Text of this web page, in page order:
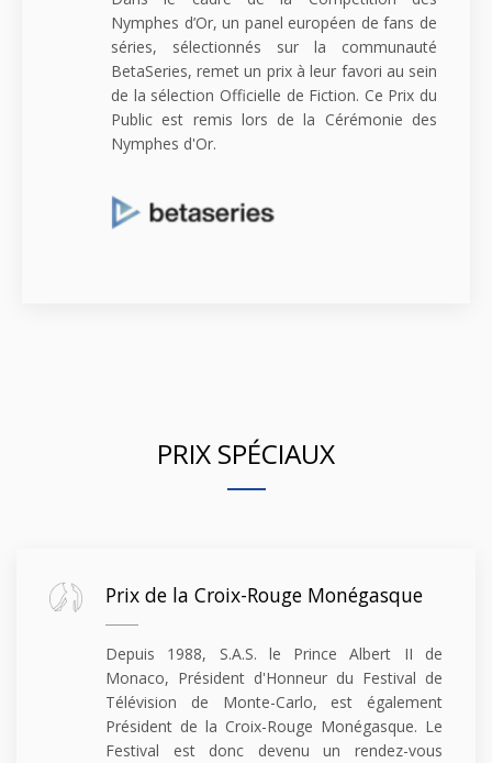
Nymphes d’Or, un panel européen de fans de
séries, sélectionnés sur la communauté
BetaSeries, remet un prix à leur favori au sein
de la sélection Officielle de Fiction. Ce Prix du
Public est remis lors de la Cérémonie des
Nymphes d'Or.
PRIX SPÉCIAUX
Prix de la Croix-Rouge Monégasque
Depuis 1988, S.A.S. le Prince Albert II de
Monaco, Président d'Honneur du Festival de
Télévision de Monte-Carlo, est également
Président de la Croix-Rouge Monégasque. Le
Festival est donc devenu un rendez-vous